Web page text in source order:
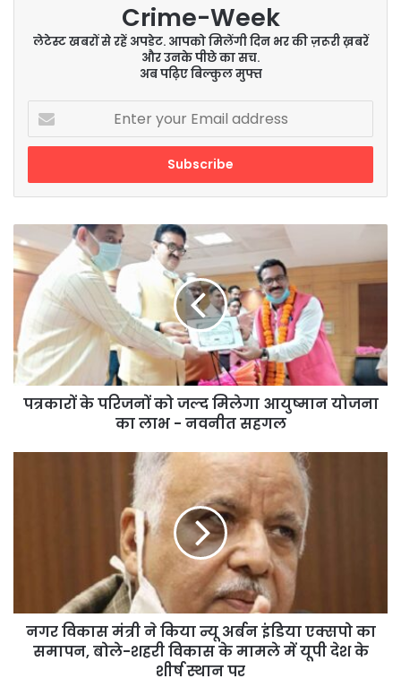
Crime-Week
लेटेस्ट खबरों से रहें अपडेट. आपको मिलेंगी दिन भर की ज़रूरी ख़बरें
और उनके पीछे का सच.
अब पढ़िए बिल्कुल मुफ्त
Enter
your
Email
के
परिजनों
जल्द
मिलेगा
आयुष्मान
योजना
का
लाभ
पत्रकारों के परिजनों को जल्द मिलेगा आयुष्मान योजना
का लाभ - नवनीत सहगल
एक्सपो
का
समापन,
नगर विकास मंत्री ने किया न्यू अर्बन इंडिया एक्सपो का
समापन, बोले-शहरी विकास के मामले में यूपी देश के
शीर्ष स्थान पर